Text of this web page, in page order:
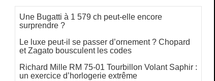
Une Bugatti à 1 579 ch peut-elle encore
surprendre ?
Le luxe peut-il se passer d’ornement ? Chopard
et Zagato bousculent les codes
Richard Mille RM 75-01 Tourbillon Volant Saphir :
un exercice d’horlogerie extrême